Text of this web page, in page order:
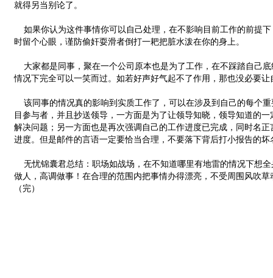
就得另当别论了。
如果你认为这件事情你可以自己处理，在不影响目前工作的前提
时留个心眼，谨防偷奸耍滑者倒打一耙把脏水泼在你的身上。
大家都是同事，聚在一个公司原本也是为了工作，在不踩踏自己底
情况下完全可以一笑而过。如若好声好气起不了作用，那也没必要让
该同事的情况真的影响到实质工作了，可以在涉及到自己的每个
目参与者，并且抄送领导，一方面是为了让领导知晓，领导知道的
解决问题；另一方面也是再次强调自己的工作进度已完成，同时名
进度。但是邮件的言语一定要恰当合理，不要落下背后打小报告的坏
无忧锦囊君总结：职场如战场，在不知道哪里有地雷的情况下想
做人，高调做事！在合理的范围内把事情办得漂亮，不受周围风吹
（完）